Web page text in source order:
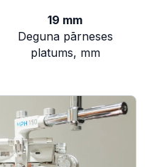
19 mm
Deguna pārneses
platums, mm